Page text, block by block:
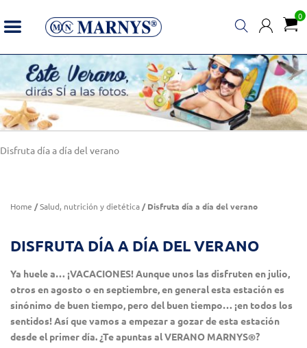
0
Disfruta día a día del verano
Home /Salud, nutrición y dietética / Disfruta día a día del verano
DISFRUTA DÍA A DÍA DEL VERANO
Ya huele a… ¡VACACIONES! Aunque unos las disfruten en julio,
otros en agosto o en septiembre, en general esta estación es
sinónimo de buen tiempo, pero del buen tiempo… ¡en todos los
sentidos! Así que vamos a empezar a gozar de esta estación
desde el primer día. ¿Te apuntas al VERANO MARNYS®?